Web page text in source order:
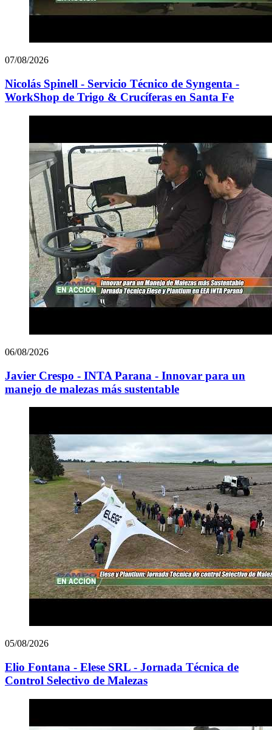
07/08/2026
Nicolás Spinell - Servicio Técnico de Syngenta -
WorkShop de Trigo & Crucíferas en Santa Fe
06/08/2026
Javier Crespo - INTA Parana - Innovar para un
manejo de malezas más sustentable
05/08/2026
Elio Fontana - Elese SRL - Jornada Técnica de
Control Selectivo de Malezas